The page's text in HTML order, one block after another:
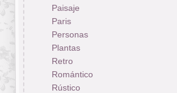
Paisaje
Paris
Personas
Plantas
Retro
Romántico
Rústico